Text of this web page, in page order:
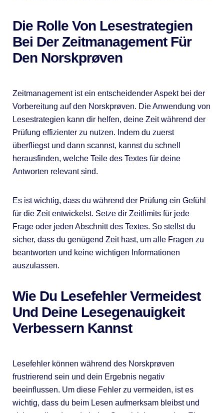
Die Rolle Von Lesestrategien
Bei Der Zeitmanagement Für
Den Norskprøven
Zeitmanagement ist ein entscheidender Aspekt bei der
Vorbereitung auf den Norskprøven. Die Anwendung von
Lesestrategien kann dir helfen, deine Zeit während der
Prüfung effizienter zu nutzen. Indem du zuerst
überfliegst und dann scannst, kannst du schnell
herausfinden, welche Teile des Textes für deine
Antworten relevant sind.
Es ist wichtig, dass du während der Prüfung ein Gefühl
für die Zeit entwickelst. Setze dir Zeitlimits für jede
Frage oder jeden Abschnitt des Textes. So stellst du
sicher, dass du genügend Zeit hast, um alle Fragen zu
beantworten und keine wichtigen Informationen
auszulassen.
Wie Du Lesefehler Vermeidest
Und Deine Lesegenauigkeit
Verbessern Kannst
Lesefehler können während des Norskprøven
frustrierend sein und dein Ergebnis negativ
beeinflussen. Um diese Fehler zu vermeiden, ist es
wichtig, dass du beim Lesen aufmerksam bleibst und